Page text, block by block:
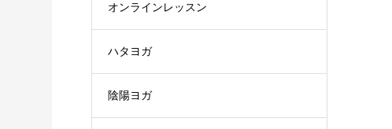
オンラインレッスン
ハタヨガ
陰陽ヨガ